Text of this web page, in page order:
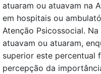
atuaram ou atuavam na
em hospitais ou
Atenção Psicossocial.
atuavam ou atuaram,
superior este percentual
percepção da